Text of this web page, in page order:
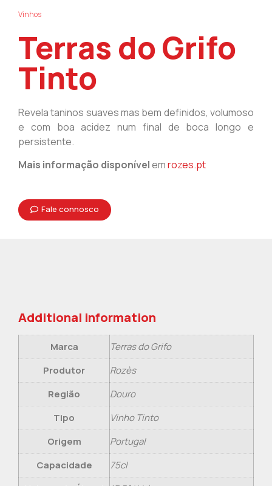
Vinhos
Terras do Grifo
Tinto
Revela taninos suaves mas bem definidos, volumoso
e com boa acidez num final de boca longo e
persistente.
Mais informação disponívelemrozes.pt
Fale connosco
Additional information
Marca
Terras do Grifo
Produtor
Rozès
Região
Douro
Tipo
Vinho Tinto
Origem
Portugal
Capacidade
75cl